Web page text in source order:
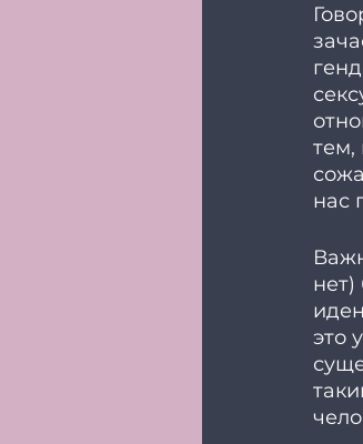
тем,
нас
нет)
это